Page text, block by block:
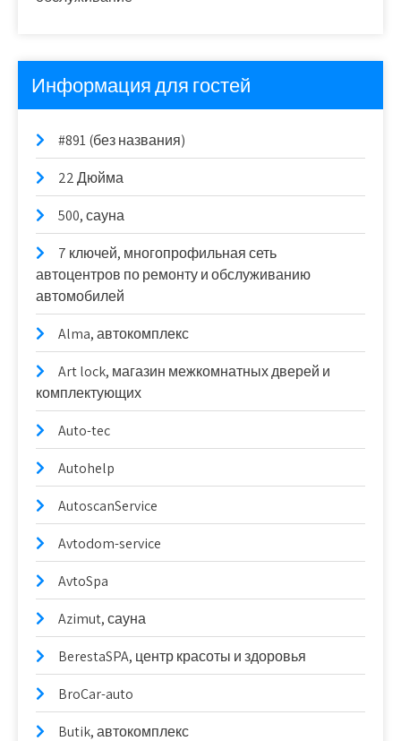
Информация для гостей
#891 (без названия)
22 Дюйма
500, сауна
7 ключей, многопрофильная сеть
автоцентров по ремонту и обслуживанию
автомобилей
Alma, автокомплекс
Art lock, магазин межкомнатных дверей и
комплектующих
Auto-tec
Autohelp
AutoscanService
Avtodom-service
AvtoSpa
Azimut, сауна
BerestaSPA, центр красоты и здоровья
BroCar-auto
Butik, автокомплекс